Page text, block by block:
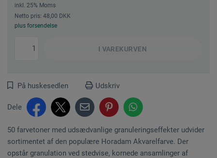
inkl. 25% Moms
Netto pris: 48,00 DKK
plus forsendelse
I VAREKURVEN
På huskesedlen Udskriv
Dele
50 farvetoner med udsædvanlige granuleringseffekter udvider
sortimentet af den populære Horadam Akvarelfarve. Der
opstår granulation ved stedvise, kornede ansamlinger af